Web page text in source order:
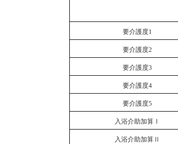
要介護度1
要介護度2
要介護度3
要介護度4
要介護度5
入浴介助加算Ⅰ
入浴介助加算Ⅱ